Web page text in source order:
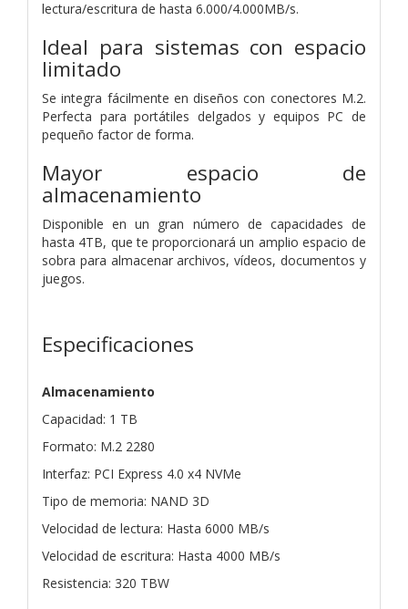
lectura/escritura de hasta 6.000/4.000MB/s.
Ideal para sistemas con espacio
limitado
Se integra fácilmente en diseños con conectores M.2.
Perfecta para portátiles delgados y equipos PC de
pequeño factor de forma.
Mayor espacio de
almacenamiento
Disponible en un gran número de capacidades de
hasta 4TB, que te proporcionará un amplio espacio de
sobra para almacenar archivos, vídeos, documentos y
juegos.
Especificaciones
Almacenamiento
Capacidad: 1 TB
Formato: M.2 2280
Interfaz: PCI Express 4.0 x4 NVMe
Tipo de memoria: NAND 3D
Velocidad de lectura: Hasta 6000 MB/s
Velocidad de escritura: Hasta 4000 MB/s
Resistencia: 320 TBW